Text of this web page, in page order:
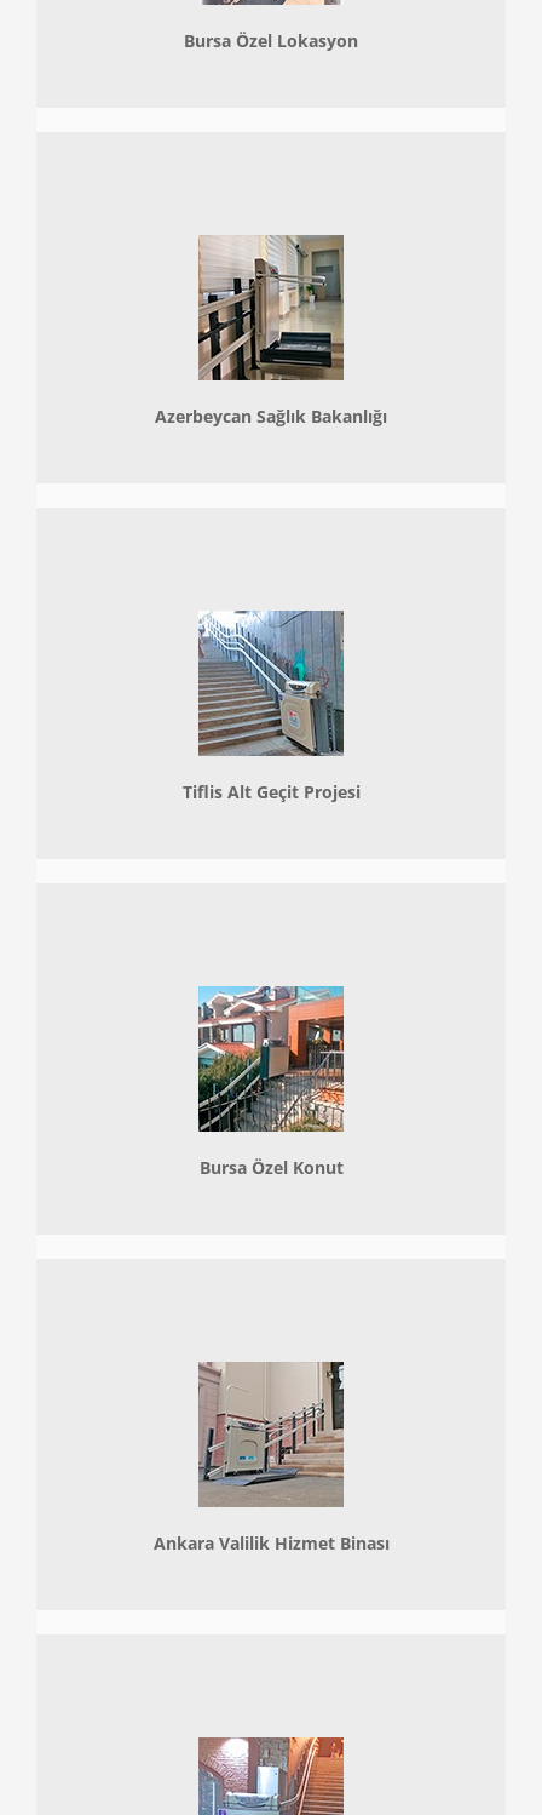
Bursa Özel Lokasyon
Azerbeycan Sağlık Bakanlığı
Tiflis Alt Geçit Projesi
Bursa Özel Konut
Ankara Valilik Hizmet Binası